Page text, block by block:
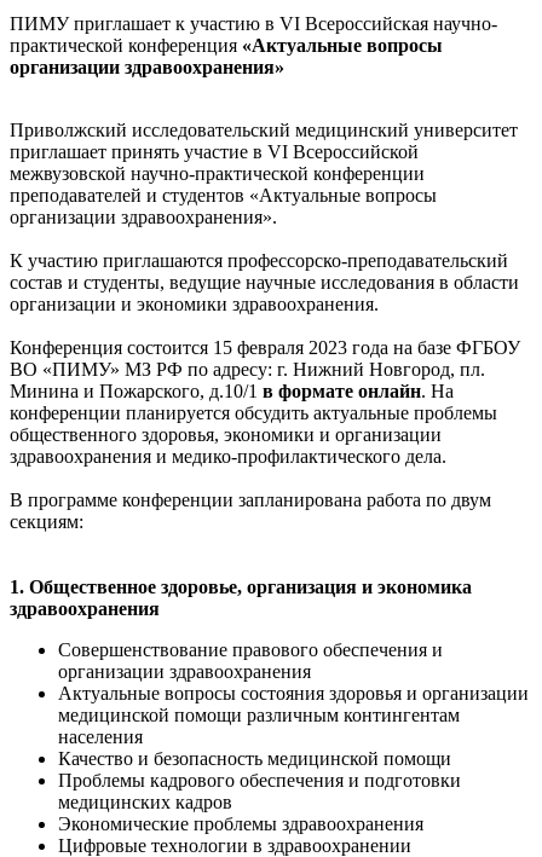
ПИМУ приглашает к участию в VI Всероссийская научно-
практической конференция «Актуальные вопросы
организации здравоохранения»
Приволжский исследовательский медицинский университет
приглашает принять участие в VI Всероссийской
межвузовской научно-практической конференции
преподавателей и студентов «Актуальные вопросы
организации здравоохранения».
К участию приглашаются профессорско-преподавательский
состав и студенты, ведущие научные исследования в области
организации и экономики здравоохранения.
Конференция состоится 15 февраля 2023 года на базе ФГБОУ
ВО «ПИМУ» МЗ РФ по адресу: г. Нижний Новгород, пл.
Минина и Пожарского, д.10/1 в формате онлайн. На
конференции планируется обсудить актуальные проблемы
общественного здоровья, экономики и организации
здравоохранения и медико-профилактического дела.
В программе конференции запланирована работа по двум
секциям:
1. Общественное здоровье, организация и экономика
здравоохранения
Совершенствование правового обеспечения и
организации здравоохранения
Актуальные вопросы состояния здоровья и организации
медицинской помощи различным контингентам
населения
Качество и безопасность медицинской помощи
Проблемы кадрового обеспечения и подготовки
медицинских кадров
Экономические проблемы здравоохранения
Цифровые технологии в здравоохранении